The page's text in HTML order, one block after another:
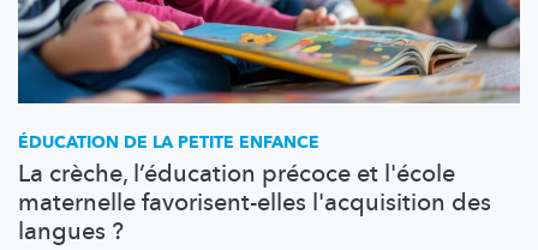
ÉDUCATION DE LA PETITE ENFANCE
La crèche, l’éducation précoce et l'école
maternelle favorisent-elles l'acquisition des
langues ?